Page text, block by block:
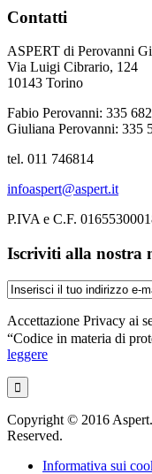
Contatti
ASPERT di Perovanni
Via Luigi Cibrario, 124
10143 Torino
Fabio Perovanni: 335
Giuliana Perovanni: 335
tel. 011 746814
infoaspert@aspert.it
P.IVA e C.F.
Iscriviti alla nostra
Accettazione Privacy ai
“Codice in materia di
leggere
Copyright © 2016
Reserved.
Informativa sui